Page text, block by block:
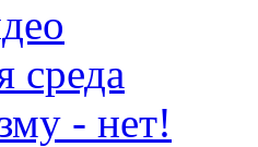
среда
- нет!